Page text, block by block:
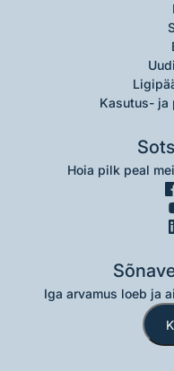
Kasutus- ja
Hoia pilk peal
Iga arvamus loeb ja